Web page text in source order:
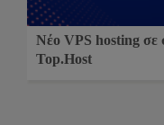
Νέο VPS hosting σε
Top.Host